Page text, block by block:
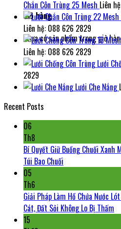
Giỏ hàng
Chưa có sản phẩm trong giỏ
Chắn Côn Trùng 25 Mesh Liên
Liên hệ: 088 626 2829
Liên hệ: 088 626 2829
Lưới
2829
Lưới Che Nắng
Recent Posts
06
Th8
Bí Quyết Giữ Buồng Chuối Xanh
Túi Bao Chuối
05
Th6
Giải Pháp Làm Hồ Chứa Nước
Cát, Đất Sỏi Không Lo Bị Thấm
15